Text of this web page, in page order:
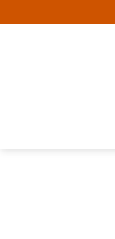
atla